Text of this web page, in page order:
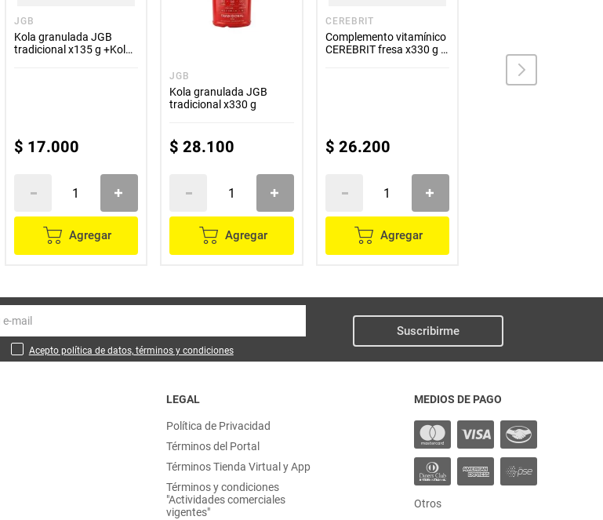
JGB
Kola granulada JGB
tradicional x135 g +Kola
$ 17.000
Agregar
JGB
Kola granulada JGB
tradicional x330 g
$ 28.100
Agregar
CEREBRIT
Complemento vitamínico
CEREBRIT fresa x330 g +
$ 26.200
Agregar
Acepto política de datos, términos y condiciones
Suscribirme
LEGAL
Política de Privacidad
Términos del Portal
Términos Tienda Virtual y App
Términos y condiciones
"Actividades comerciales
vigentes"
MEDIOS DE PAGO
Otros